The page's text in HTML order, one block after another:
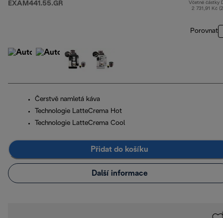
EXAM441.55.GR
Včetně částky
2 731,91 Kč
Porovnat
Čerstvě namletá káva
Technologie LatteCrema Hot
Technologie LatteCrema Cool
Přidat do košíku
Další informace